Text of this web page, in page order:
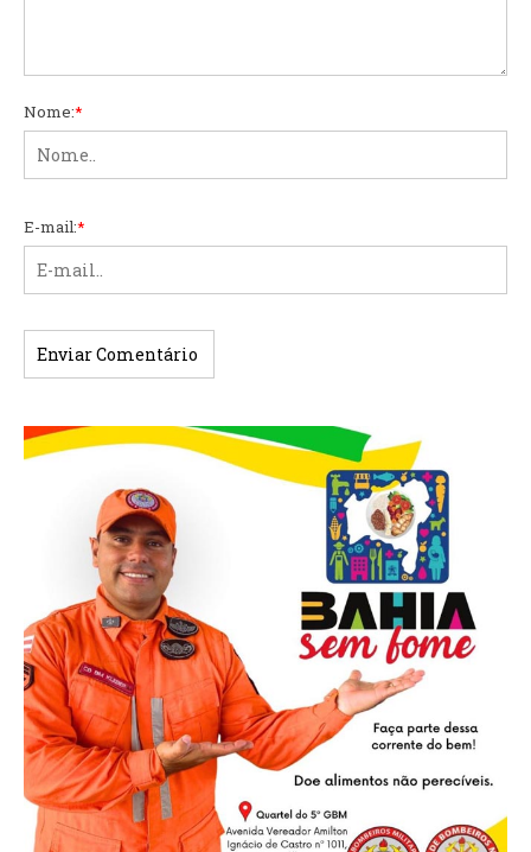
Nome:*
E-mail:*